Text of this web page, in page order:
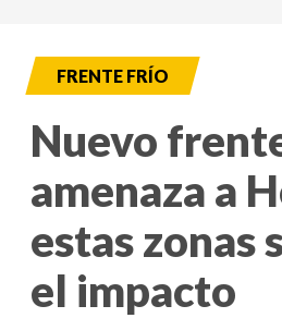
FRENTE FRÍO
Nuevo
amenaza a
estas zonas
el impacto